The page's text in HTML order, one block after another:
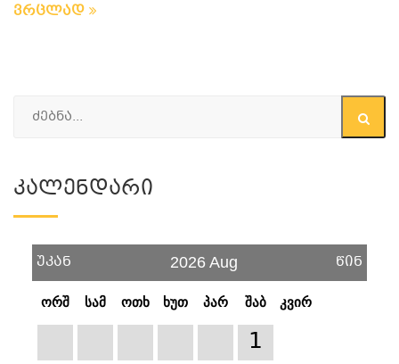
ვრცლად
Კალენდარი
უკან 2026 Aug წინ
ორშ სამ ოთხ ხუთ პარ შაბ კვირ
1